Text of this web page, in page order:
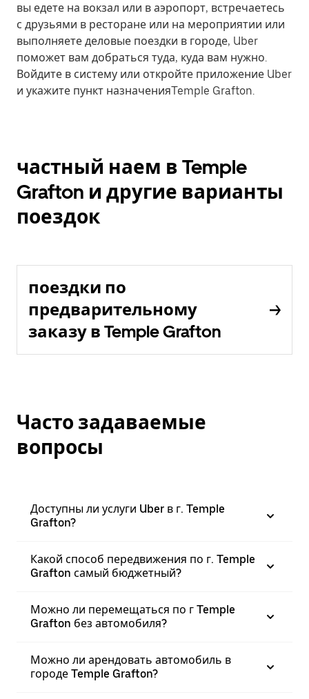
вы едете на вокзал или в аэропорт, встречаетесь
с друзьями в ресторане или на мероприятии или
выполняете деловые поездки в городе, Uber
поможет вам добраться туда, куда вам нужно.
Войдите в систему или откройте приложение Uber
и укажите пункт назначенияTemple Grafton.
частный наем в Temple
Grafton и другие варианты
поездок
поездки по
предварительному
заказу в Temple Grafton
Часто задаваемые
вопросы
Доступны ли услуги Uber в г. Temple
Grafton?
Какой способ передвижения по г. Temple
Grafton самый бюджетный?
Можно ли перемещаться по г Temple
Grafton без автомобиля?
Можно ли арендовать автомобиль в
городе Temple Grafton?